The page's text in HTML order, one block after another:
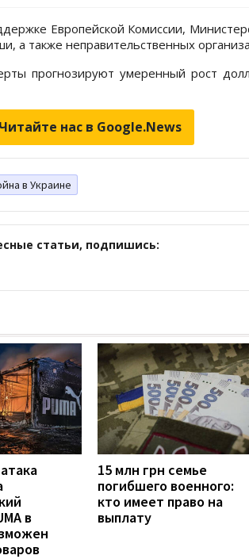
Европейской Комиссии,
а также неправительственных
прогнозируют умеренный рост
Читайте нас в Google.News
в Украине
статьи, подпишись:
в
15 млн грн семье
погибшего военного:
кто имеет право на
выплату